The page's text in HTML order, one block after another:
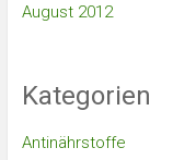
August 2012
Kategorien
Antinährstoffe